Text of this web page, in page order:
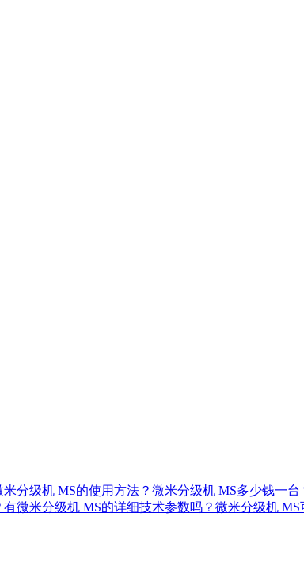
米分级机 MS的使用方法？ 微米分级机 MS多少钱一台
有微米分级机 MS的详细技术参数吗？ 微米分级机 MS